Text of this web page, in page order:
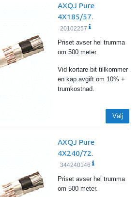
AXQJ Pure
4X185/57.
20102257
Priset avser hel trumma
om 500 meter.
Vid kortare bit tillkommer
en kap.avgift om 10% +
trumkostnad.
Välj
AXQJ Pure
4X240/72.
344240146
Priset avser hel trumma
om 500 meter.